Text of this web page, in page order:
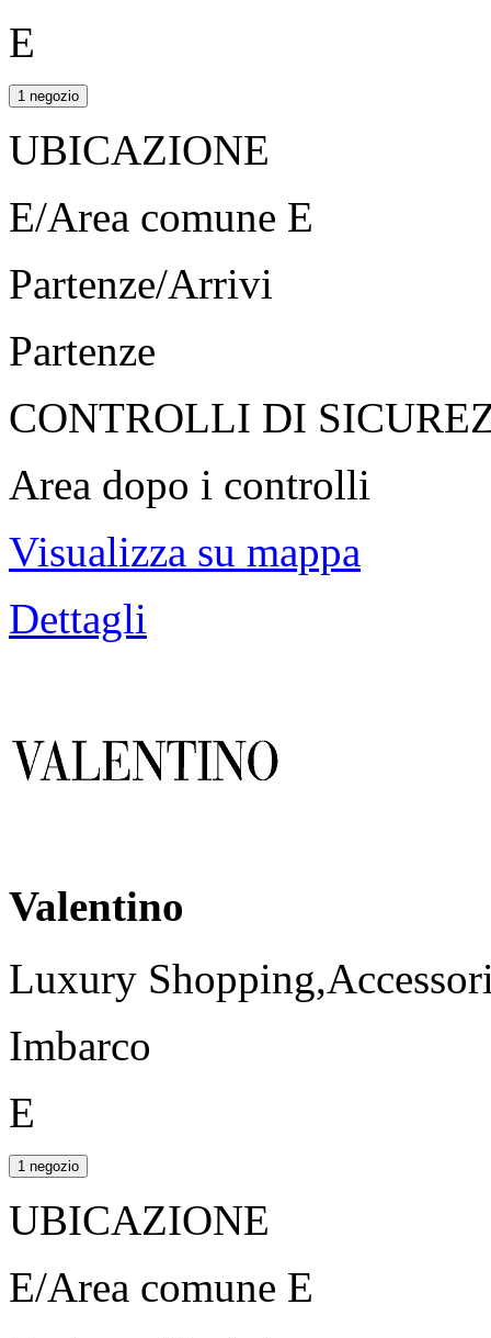
E
1 negozio
UBICAZIONE
E/Area comune E
Partenze/Arrivi
Partenze
CONTROLLI DI
Area dopo i controlli
Visualizza su mappa
Dettagli
Valentino
Luxury
Imbarco
E
1 negozio
UBICAZIONE
E/Area comune E